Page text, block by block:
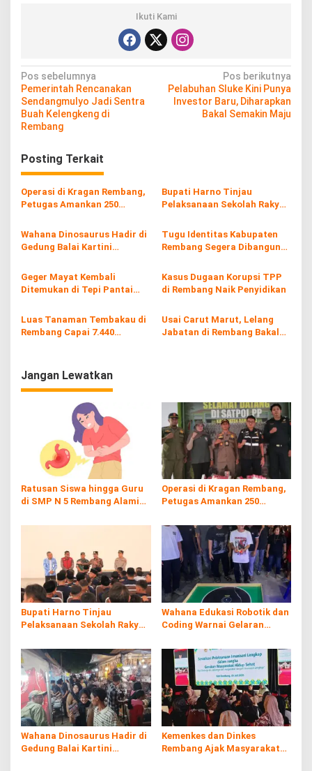
Ikuti Kami
N
a
v
g
a
s
p
o
s
Pos sebelumnya
Pemerintah Rencanakan
Sendangmulyo Jadi Sentra
Buah Kelengkeng di
Rembang
Pos berikutnya
Pelabuhan Sluke Kini Punya
Investor Baru, Diharapkan
Bakal Semakin Maju
Posting Terkait
Operasi di Kragan Rembang,
Petugas Amankan 250
Bupati Harno Tinjau
Pelaksanaan Sekolah Rakyat
Wahana Dinosaurus Hadir di
Gedung Balai Kartini
Tugu Identitas Kabupaten
Rembang Segera Dibangun
Geger Mayat Kembali
Ditemukan di Tepi Pantai
Kasus Dugaan Korupsi TPP
di Rembang Naik Penyidikan
Luas Tanaman Tembakau di
Rembang Capai 7.440
Usai Carut Marut, Lelang
Jabatan di Rembang Bakal
Jangan Lewatkan
Ratusan Siswa hingga Guru
di SMP N 5 Rembang Alami
Operasi di Kragan Rembang,
Petugas Amankan 250
Bupati Harno Tinjau
Pelaksanaan Sekolah Rakyat
Wahana Edukasi Robotik dan
Coding Warnai Gelaran
Wahana Dinosaurus Hadir di
Gedung Balai Kartini
Kemenkes dan Dinkes
Rembang Ajak Masyarakat